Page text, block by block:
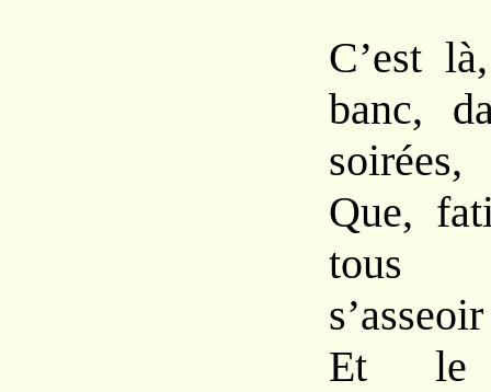
C’est
banc,
soirées,
Que,
tous
Et le